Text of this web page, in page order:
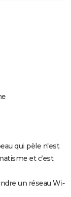
qui pèle n'est
et c'est
un réseau Wi-